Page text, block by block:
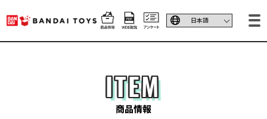
ITEM
商品情報